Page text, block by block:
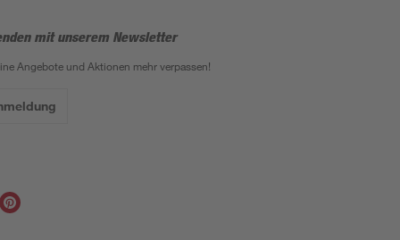
mit unserem Newsletter
Angebote und Aktionen mehr verpassen!